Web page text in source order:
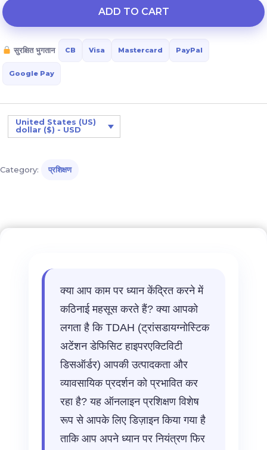
(ट्रांसडायग्नोस्टिक
अटेंशन
हाइपरएक्टिविटी
डिसऑर्डर)
से
रहा
और
प्रदर्शन
करना
quantity
ADD TO CART
सुरक्षित भुगतान CB Visa Mastercard PayPal
Google Pay
United States (US)
dollar ($) - USD
Category: प्रशिक्षण
क्या आप काम पर ध्यान केंद्रित करने में
कठिनाई महसूस करते हैं? क्या आपको
लगता है कि TDAH (ट्रांसडायग्नोस्टिक
अटेंशन डेफिसिट हाइपरएक्टिविटी
डिसऑर्डर) आपकी उत्पादकता और
व्यावसायिक प्रदर्शन को प्रभावित कर
रहा है? यह ऑनलाइन प्रशिक्षण विशेष
रूप से आपके लिए डिज़ाइन किया गया है
ताकि आप अपने ध्यान पर नियंत्रण फिर